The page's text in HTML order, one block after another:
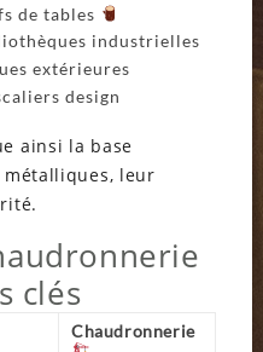
de tables
industrielles
extérieures
design
ainsi la base
leur
clés
Chaudronnerie